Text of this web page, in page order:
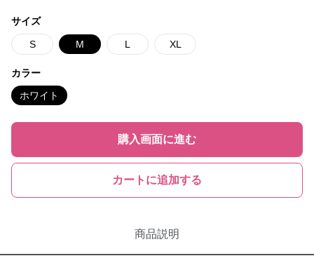
サイズ
S M L XL
カラー
ホワイト
購入画面に進む
カートに追加する
商品説明